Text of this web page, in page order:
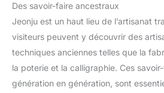
Des savoir-faire ancestraux
Jeonju est un haut lieu de l’artisanat
visiteurs peuvent y découvrir des
techniques anciennes telles que la
la poterie et la calligraphie. Ces
génération en génération, sont